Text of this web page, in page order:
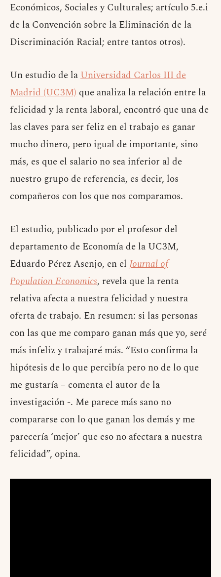
Económicos, Sociales y Culturales; artículo 5.e.i
de la Convención sobre la Eliminación de la
Discriminación Racial; entre tantos otros).
Un estudio de laUniversidad Carlos III de
Madrid (UC3M) que analiza la relación entre la
felicidad y la renta laboral, encontró que una de
las claves para ser feliz en el trabajo es ganar
mucho dinero, pero igual de importante, sino
más, es que el salario no sea inferior al de
nuestro grupo de referencia, es decir, los
compañeros con los que nos comparamos.
El estudio, publicado por el profesor del
departamento de Economía de la UC3M,
Eduardo Pérez Asenjo, en elJournal of
Population Economics, revela que la renta
relativa afecta a nuestra felicidad y nuestra
oferta de trabajo. En resumen: si las personas
con las que me comparo ganan más que yo, seré
más infeliz y trabajaré más. “Esto confirma la
hipótesis de lo que percibía pero no de lo que
me gustaría – comenta el autor de la
investigación -. Me parece más sano no
compararse con lo que ganan los demás y me
parecería ‘mejor’ que eso no afectara a nuestra
felicidad”, opina.